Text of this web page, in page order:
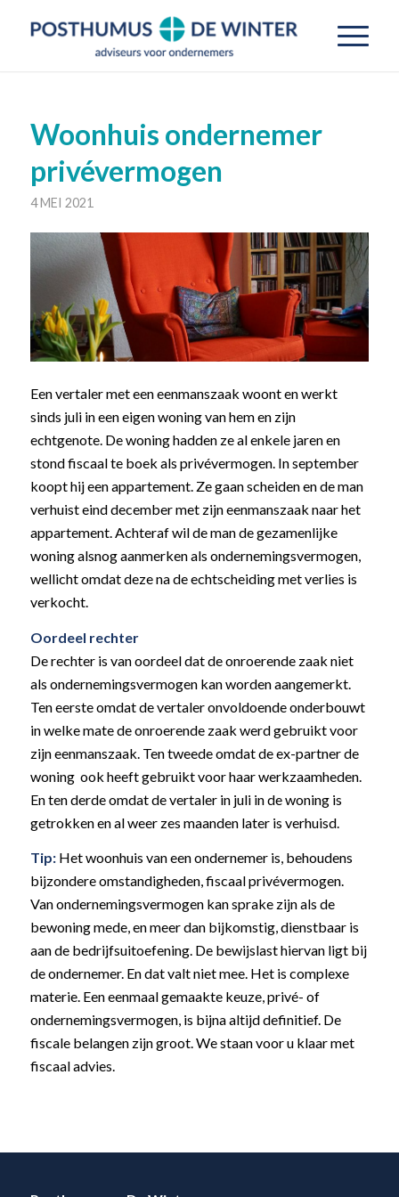
Woonhuis ondernemer
privévermogen
4 MEI 2021
Een vertaler met een eenmanszaak woont en werkt
sinds juli in een eigen woning van hem en zijn
echtgenote. De woning hadden ze al enkele jaren en
stond fiscaal te boek als privévermogen. In september
koopt hij een appartement. Ze gaan scheiden en de man
verhuist eind december met zijn eenmanszaak naar het
appartement. Achteraf wil de man de gezamenlijke
woning alsnog aanmerken als ondernemingsvermogen,
wellicht omdat deze na de echtscheiding met verlies is
verkocht.
Oordeel rechter
De rechter is van oordeel dat de onroerende zaak niet
als ondernemingsvermogen kan worden aangemerkt.
Ten eerste omdat de vertaler onvoldoende onderbouwt
in welke mate de onroerende zaak werd gebruikt voor
zijn eenmanszaak. Ten tweede omdat de ex-partner de
woning ook heeft gebruikt voor haar werkzaamheden.
En ten derde omdat de vertaler in juli in de woning is
getrokken en al weer zes maanden later is verhuisd.
Tip: Het woonhuis van een ondernemer is, behoudens
bijzondere omstandigheden, fiscaal privévermogen.
Van ondernemingsvermogen kan sprake zijn als de
bewoning mede, en meer dan bijkomstig, dienstbaar is
aan de bedrijfsuitoefening. De bewijslast hiervan ligt bij
de ondernemer. En dat valt niet mee. Het is complexe
materie. Een eenmaal gemaakte keuze, privé- of
ondernemingsvermogen, is bijna altijd definitief. De
fiscale belangen zijn groot. We staan voor u klaar met
fiscaal advies.